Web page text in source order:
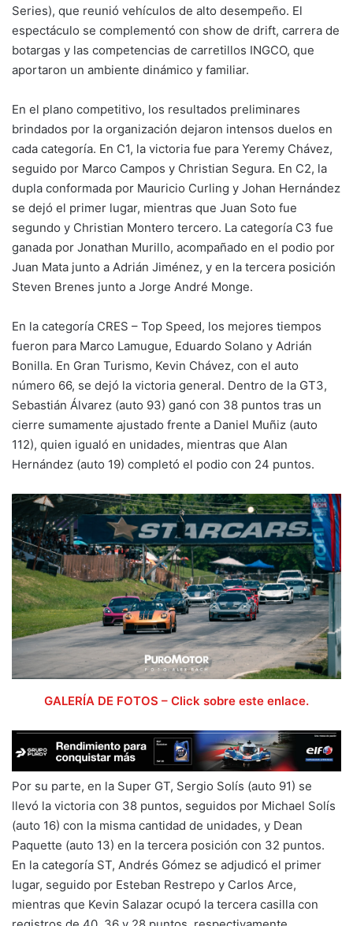
Series), que reunió vehículos de alto desempeño. El
espectáculo se complementó con show de drift, carrera de
botargas y las competencias de carretillos INGCO, que
aportaron un ambiente dinámico y familiar.
En el plano competitivo, los resultados preliminares
brindados por la organización dejaron intensos duelos en
cada categoría. En C1, la victoria fue para Yeremy Chávez,
seguido por Marco Campos y Christian Segura. En C2, la
dupla conformada por Mauricio Curling y Johan Hernández
se dejó el primer lugar, mientras que Juan Soto fue
segundo y Christian Montero tercero. La categoría C3 fue
ganada por Jonathan Murillo, acompañado en el podio por
Juan Mata junto a Adrián Jiménez, y en la tercera posición
Steven Brenes junto a Jorge André Monge.
En la categoría CRES – Top Speed, los mejores tiempos
fueron para Marco Lamugue, Eduardo Solano y Adrián
Bonilla. En Gran Turismo, Kevin Chávez, con el auto
número 66, se dejó la victoria general. Dentro de la GT3,
Sebastián Álvarez (auto 93) ganó con 38 puntos tras un
cierre sumamente ajustado frente a Daniel Muñiz (auto
112), quien igualó en unidades, mientras que Alan
Hernández (auto 19) completó el podio con 24 puntos.
GALERÍA DE FOTOS – Click sobre este enlace.
Por su parte, en la Super GT, Sergio Solís (auto 91) se
llevó la victoria con 38 puntos, seguidos por Michael Solís
(auto 16) con la misma cantidad de unidades, y Dean
Paquette (auto 13) en la tercera posición con 32 puntos.
En la categoría ST, Andrés Gómez se adjudicó el primer
lugar, seguido por Esteban Restrepo y Carlos Arce,
mientras que Kevin Salazar ocupó la tercera casilla con